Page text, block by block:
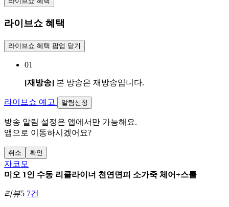
라이브쇼 혜택
라이브쇼 혜택 팝업 닫기
01
[재방송] 본 방송은 재방송입니다.
라이브쇼 예고 알림신청
방송 알림 설정은 앱에서만 가능해요.
앱으로 이동하시겠어요?
취소 확인
자코모
미오 1인 수동 리클라이너 천연면피 소가죽 체어+스툴
리뷰5 7건